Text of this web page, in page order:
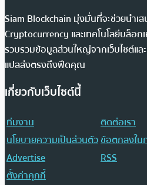
Siam Blockchain มุ่งมั่นที่จะช่วยนำเ
Cryptocurrency และเทคโนโลยีบล็อก
รวบรวมข้อมูลส่วนใหญ่จากเว็บไซต์แล
แปลส่งตรงถึงฟีดคุณ
เกี่ยวกับเว็บไซต์นี้
ทีมงาน
ติดต่อเรา
นโยบายความเป็นส่วนตัวข้อตกลงใน
Advertise
RSS
ตั้งค่าคุกกี้